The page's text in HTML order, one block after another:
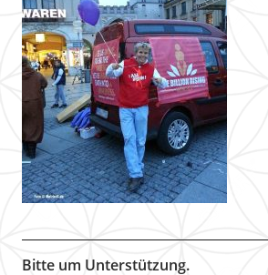
Bitte um Unterstützung.